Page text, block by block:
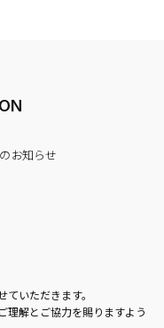
お知らせ
いただきます。
理解とご協力を賜りますよう